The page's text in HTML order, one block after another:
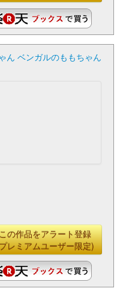
ん ベンガルのももちゃん
の作品をアラート登録
レミアムユーザー限定)